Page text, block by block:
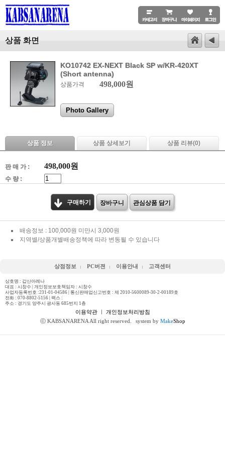
상품 화면
KO10742 EX-NEXT Black SP w/KR-420XT
(Short antenna)
상품가격 498,000원
Photo Gallery
상품 정보 상품 상세보기 상품 리뷰(0)
판 매 가 : 498,000원
수 량 :
구매하기 장바구니 관심상품 담기
배송정보 : 100,000원 미만시 3,000원
지역별/상품개별배송정책에 따라 변동될 수 있습니다
상점정보 PC버젼 이용안내 고객센터
상호명 : 갑산아레나
대표 : 시창수 | 개인정보보호책임자 : 시창수
사업자등록번호 :231-01-04586 | 통신판매업신고번호 : 제 2010-5600089-30-2-00189호
전화 : 070-8802-5156 | 팩스 :
주소 : 경기도 양주시 광사동 685번지 1층
이용약관ㅣ 개인정보처리방침
ⓒ KABSANARENA All right reserved.
system by MakeShop